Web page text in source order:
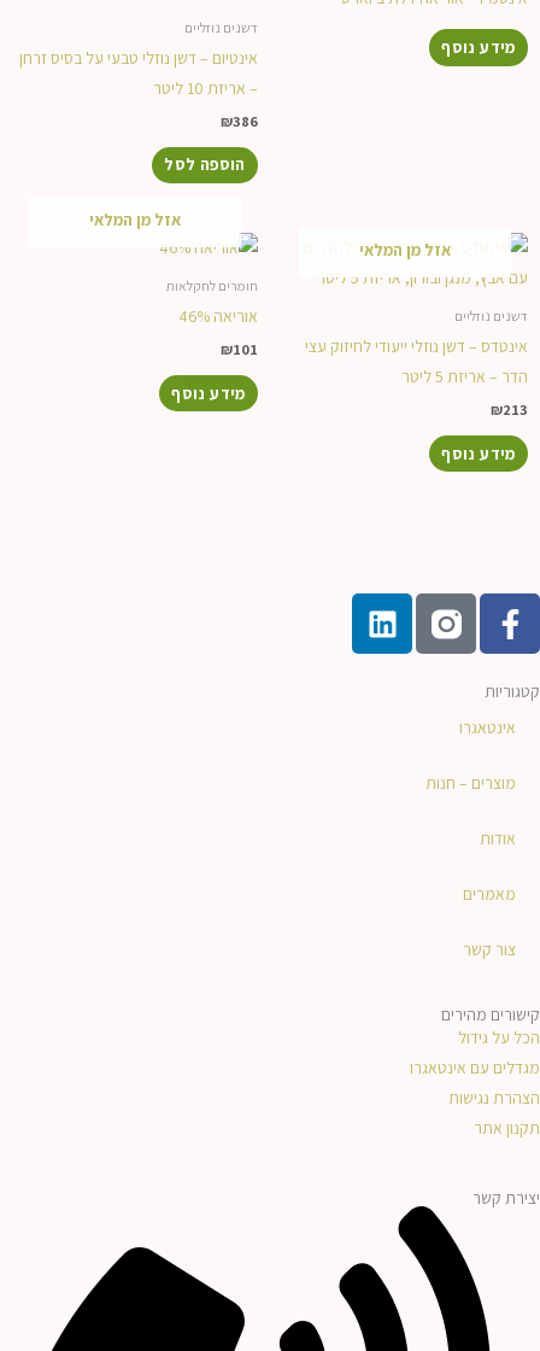
מידע נוסף
דשנים נוזליים
אינטיום – דשן נוזלי טבעי על בסיס זרחן
– אריזת 10 ליטר
₪386
הוספה לסל
אזל מן המלאי
דשנים נוזליים
אינטדס – דשן נוזלי ייעודי לחיזוק עצי
הדר – אריזת 5 ליטר
₪213
מידע נוסף
אזל מן המלאי
חומרים לחקלאות
אוריאה 46%
₪101
מידע נוסף
F
a
e
b
o
-
L
i
קטגוריות
אינטאגרו
מוצרים – חנות
אודות
מאמרים
צור קשר
קישורים מהירים
הכל על גידול
מגדלים עם אינטאגרו
הצהרת נגישות
תקנון אתר
יצירת קשר